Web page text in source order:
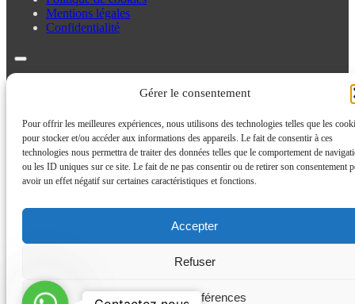
Gérer le consentement
Pour offrir les meilleures expériences, nous utilisons des technologies telles que les
pour stocker et/ou accéder aux informations des appareils. Le fait de consentir à ces
technologies nous permettra de traiter des données telles que le comportement de
ou les ID uniques sur ce site. Le fait de ne pas consentir ou de retirer son consentement
avoir un effet négatif sur certaines caractéristiques et fonctions.
Accepter
Refuser
Voir les préférences
Mentions légales
Confidentialité
Contactez